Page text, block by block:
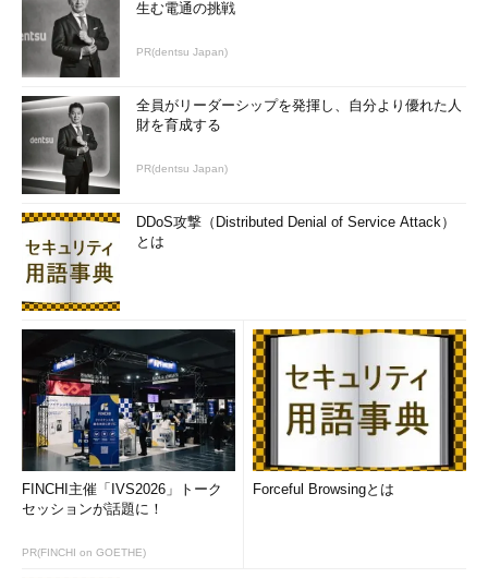
生む電通の挑戦
PR(dentsu Japan)
全員がリーダーシップを発揮し、自分より優れた人
財を育成する
PR(dentsu Japan)
DDoS攻撃（Distributed Denial of Service Attack）
とは
FINCHI主催「IVS2026」トーク
セッションが話題に！
PR(FINCHI on GOETHE)
Forceful Browsingとは